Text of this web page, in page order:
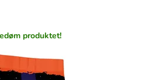
produktet!